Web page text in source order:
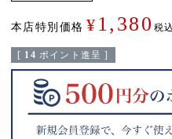
本店特別価格 ¥ 1,380 税込
[ 14 ポイント進呈 ]